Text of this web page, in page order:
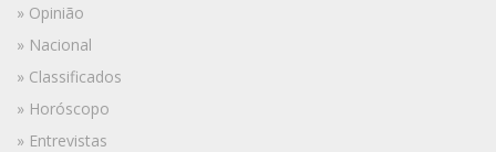
» Opinião
» Nacional
» Classificados
» Horóscopo
» Entrevistas